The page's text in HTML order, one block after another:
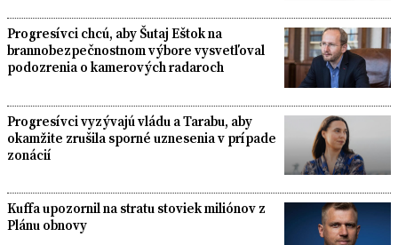
Progresívci chcú, aby Šutaj Eštok na
brannobezpečnostnom výbore vysvetľoval
podozrenia o kamerových radaroch
Progresívci vyzývajú vládu a Tarabu, aby
okamžite zrušila sporné uznesenia v prípade
zonácií
Kuffa upozornil na stratu stoviek miliónov z
Plánu obnovy